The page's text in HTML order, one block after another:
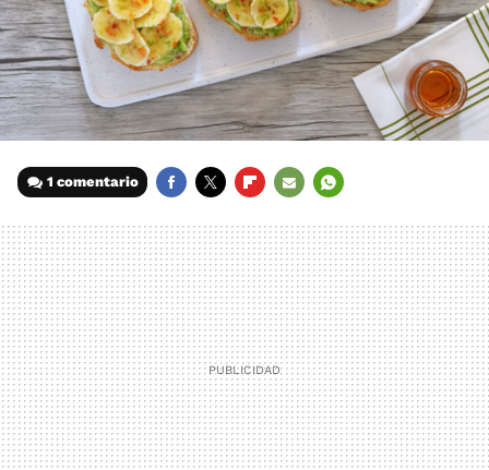
1 comentario
MAIL